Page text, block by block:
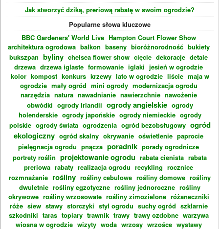
Jak stworzyć dziką, preriową rabatę w swoim ogrodzie?
Popularne słowa kluczowe
BBC Gardeners' World Live Hampton Court Flower Show
architektura ogrodowa balkon baseny bioróżnorodność bukiety
bukszpan byliny chelsea flower show cięcie dekoracje detale
drzewa drzewa iglaste formowanie iglaki jesień w ogrodzie
kolor kompost konkurs krzewy lato w ogrodzie liście maja w
ogrodzie mały ogród mini ogrody modernizacja ogrodu
narzędzia natura nawadnianie nawierzchnie nawożenie
obwódki ogrody Irlandii ogrody angielskie ogrody
holenderskie ogrody japońskie ogrody niemieckie ogrody
polskie ogrody świata ogrodzenia ogród bezobsługowy ogród
ekologiczny ogród skalny okrywanie oświetlenie paprocie
pielęgnacja ogrodu pnącza poradnik porady ogrodnicze
portrety roślin projektowanie ogrodu rabata cienista rabata
preriowa rabaty realizacja ogrodu recykling rocznice
rozmnażanie rośliny rośliny cebulowe rośliny domowe rośliny
dwuletnie rośliny egzotyczne rośliny jednoroczne rośliny
okrywowe rośliny wrzosowate rośliny zimozielone różaneczniki
róże siew stawy storczyki styl ogrodu suchy ogród szklarnie
szkodniki taras topiary trawnik trawy trawy ozdobne warzywa
wiosna w ogrodzie wizyty woda wrzosy wrzośce wystawy